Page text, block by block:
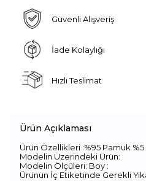
Güvenli Alışveriş
İade Kolaylığı
Hızlı Teslimat
Ürün Açıklaması
Ürün Özellikleri :%95 Pamuk %5
Modelin Üzerindeki Ürün:
Modelin Ölçüleri: Boy :
Ürünün İç Etiketinde Gerekli